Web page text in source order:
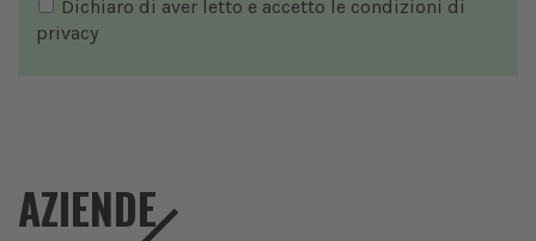
Dichiaro di aver letto e accetto le condizioni di
privacy
AZIENDE